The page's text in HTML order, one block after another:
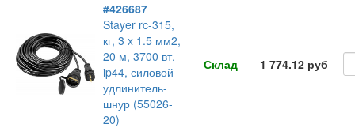
#426687
Stayer rc-315,
кг, 3 x 1.5 мм2,
20 м, 3700 вт,
ip44, силовой
удлинитель-
шнур (55026-
20)
Склад 1 774.12 руб